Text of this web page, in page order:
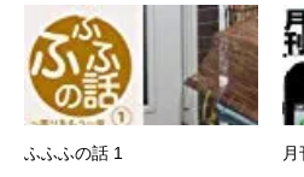
ふふふの話 1